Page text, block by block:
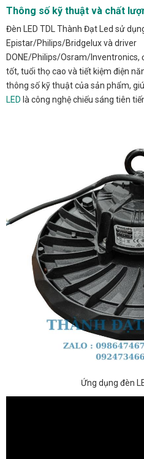
Thông số kỹ thuật và chất
Đèn LED TDL Thành Đạt Led sử
Epistar/Philips/Bridgelux và driver
DONE/Philips/Osram/Inventronics,
tốt, tuổi thọ cao và tiết kiệm điện
thông số kỹ thuật của sản phẩm,
LED là công nghệ chiếu sáng tiên
Ứng dụng đèn